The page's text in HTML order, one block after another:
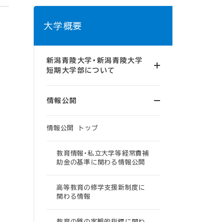
大学概要
新潟青陵大学・新潟青陵大学
短期大学部について
情報公開
情報公開 トップ
教育情報・私立大学等経常費補
助金の基準に関わる情報公開
高等教育の修学支援新制度に
関わる情報